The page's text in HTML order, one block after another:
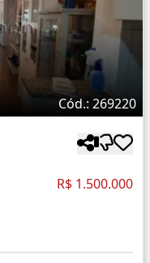
Cód.: 269220
R$ 1.500.000